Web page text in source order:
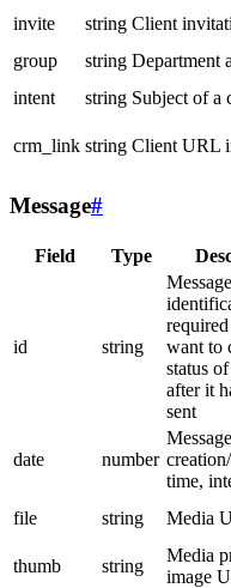
invite
string Client
group
string Department
intent
string Subject of a
crm_link string Client URL
Message#
Field Type
id string
Message
want to
status
after it
sent
date number
Message
time,
file string Media
thumb
string
Media
image